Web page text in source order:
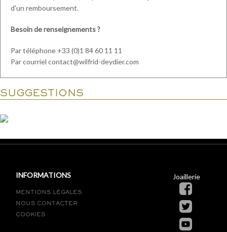
d'un remboursement.
Besoin de renseignements ?
Par téléphone +33 (0)1 84 60 11 11
Par courriel contact@wilfrid-deydier.com
SUGGESTIONS
INFORMATIONS
MENTIONS LÉGALES
NOUS CONTACTER
COOKIES
Joaillerie